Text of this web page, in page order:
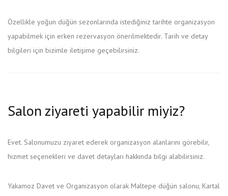
Özellikle yoğun düğün sezonlarında istediğiniz tarihte organizasyon
yapabilmek için erken rezervasyon önerilmektedir. Tarih ve detay
bilgileri için bizimle iletişime geçebilirsiniz.
Salon ziyareti yapabilir miyiz?
Evet. Salonumuzu ziyaret ederek organizasyon alanlarını görebilir,
hizmet seçenekleri ve davet detayları hakkında bilgi alabilirsiniz.
Yakamoz Davet ve Organizasyon olarak Maltepe düğün salonu, Kartal